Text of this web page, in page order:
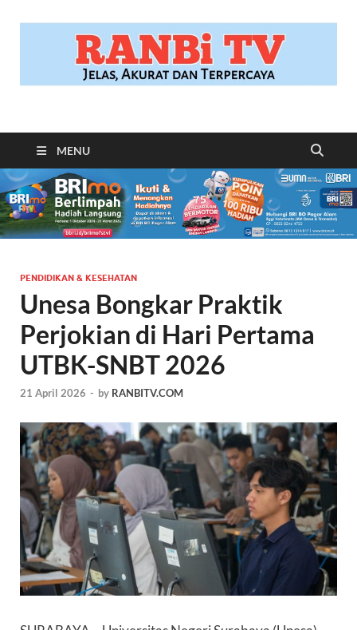
RANBITV.COM
MENU
PENDIDIKAN & KESEHATAN
Unesa Bongkar Praktik
Perjokian di Hari Pertama
UTBK-SNBT 2026
21 April 2026 - by RANBITV.COM